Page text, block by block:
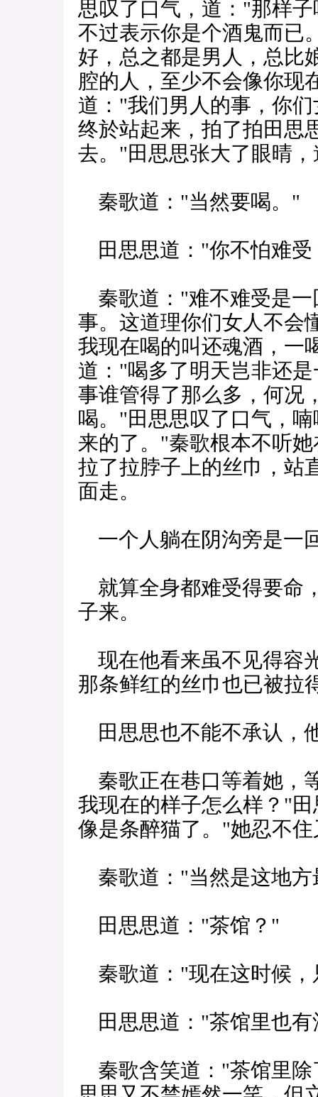
思叹了口气，道："那样
不过表示你是个酒鬼而已
好，总之都是男人，总比
腔的人，至少不会像你现
道："我们男人的事，你
终於站起来，拍了拍田思
去。"田思思张大了眼晴
秦歌道："当然要喝。"
田思思道："你不怕难受
秦歌道："难不难受是一
事。这道理你们女人不会
我现在喝的叫还魂酒，一
道："喝多了明天岂非还
事谁管得了那么多，何况
喝。"田思思叹了口气，
来的了。"秦歌根本不听
拉了拉脖子上的丝巾，站
面走。
一个人躺在阴沟旁是一
就算全身都难受得要命
子来。
现在他看来虽不见得容
那条鲜红的丝巾也已被拉
田思思也不能不承认，
秦歌正在巷口等着她，
我现在的样子怎么样？"
像是条醉猫了。"她忍不
秦歌道："当然是这地方
田思思道："茶馆？"
秦歌道："现在这时候，
田思思道："茶馆里也有
秦歌含笑道："茶馆里除